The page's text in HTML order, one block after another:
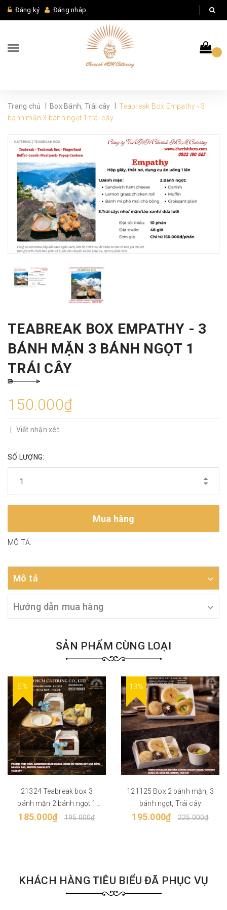
Đăng ký Đăng nhập
Trang chủ Box Bánh, Trái cây
Teabreak Box Empathy - 3
bánh mặn 3 bánh ngọt 1 trái cây
TEABREAK BOX EMPATHY - 3
BÁNH MẶN 3 BÁNH NGỌT 1
TRÁI CÂY
150.000₫
Viết nhận xét
SỐ LƯỢNG:
Mua hàng
MÔ TẢ:
Mô tả
Hướng dẫn mua hàng
SẢN PHẨM CÙNG LOẠI
5%
21324 Teabreak box 3
bánh mặn 2 bánh ngọt 1
trái cây
185.000₫ 195.000₫
13%
121125 Box 2 bánh mặn, 3
bánh ngọt, Trái cây
195.000₫ 225.000₫
KHÁCH HÀNG TIÊU BIỂU ĐÃ PHỤC VỤ